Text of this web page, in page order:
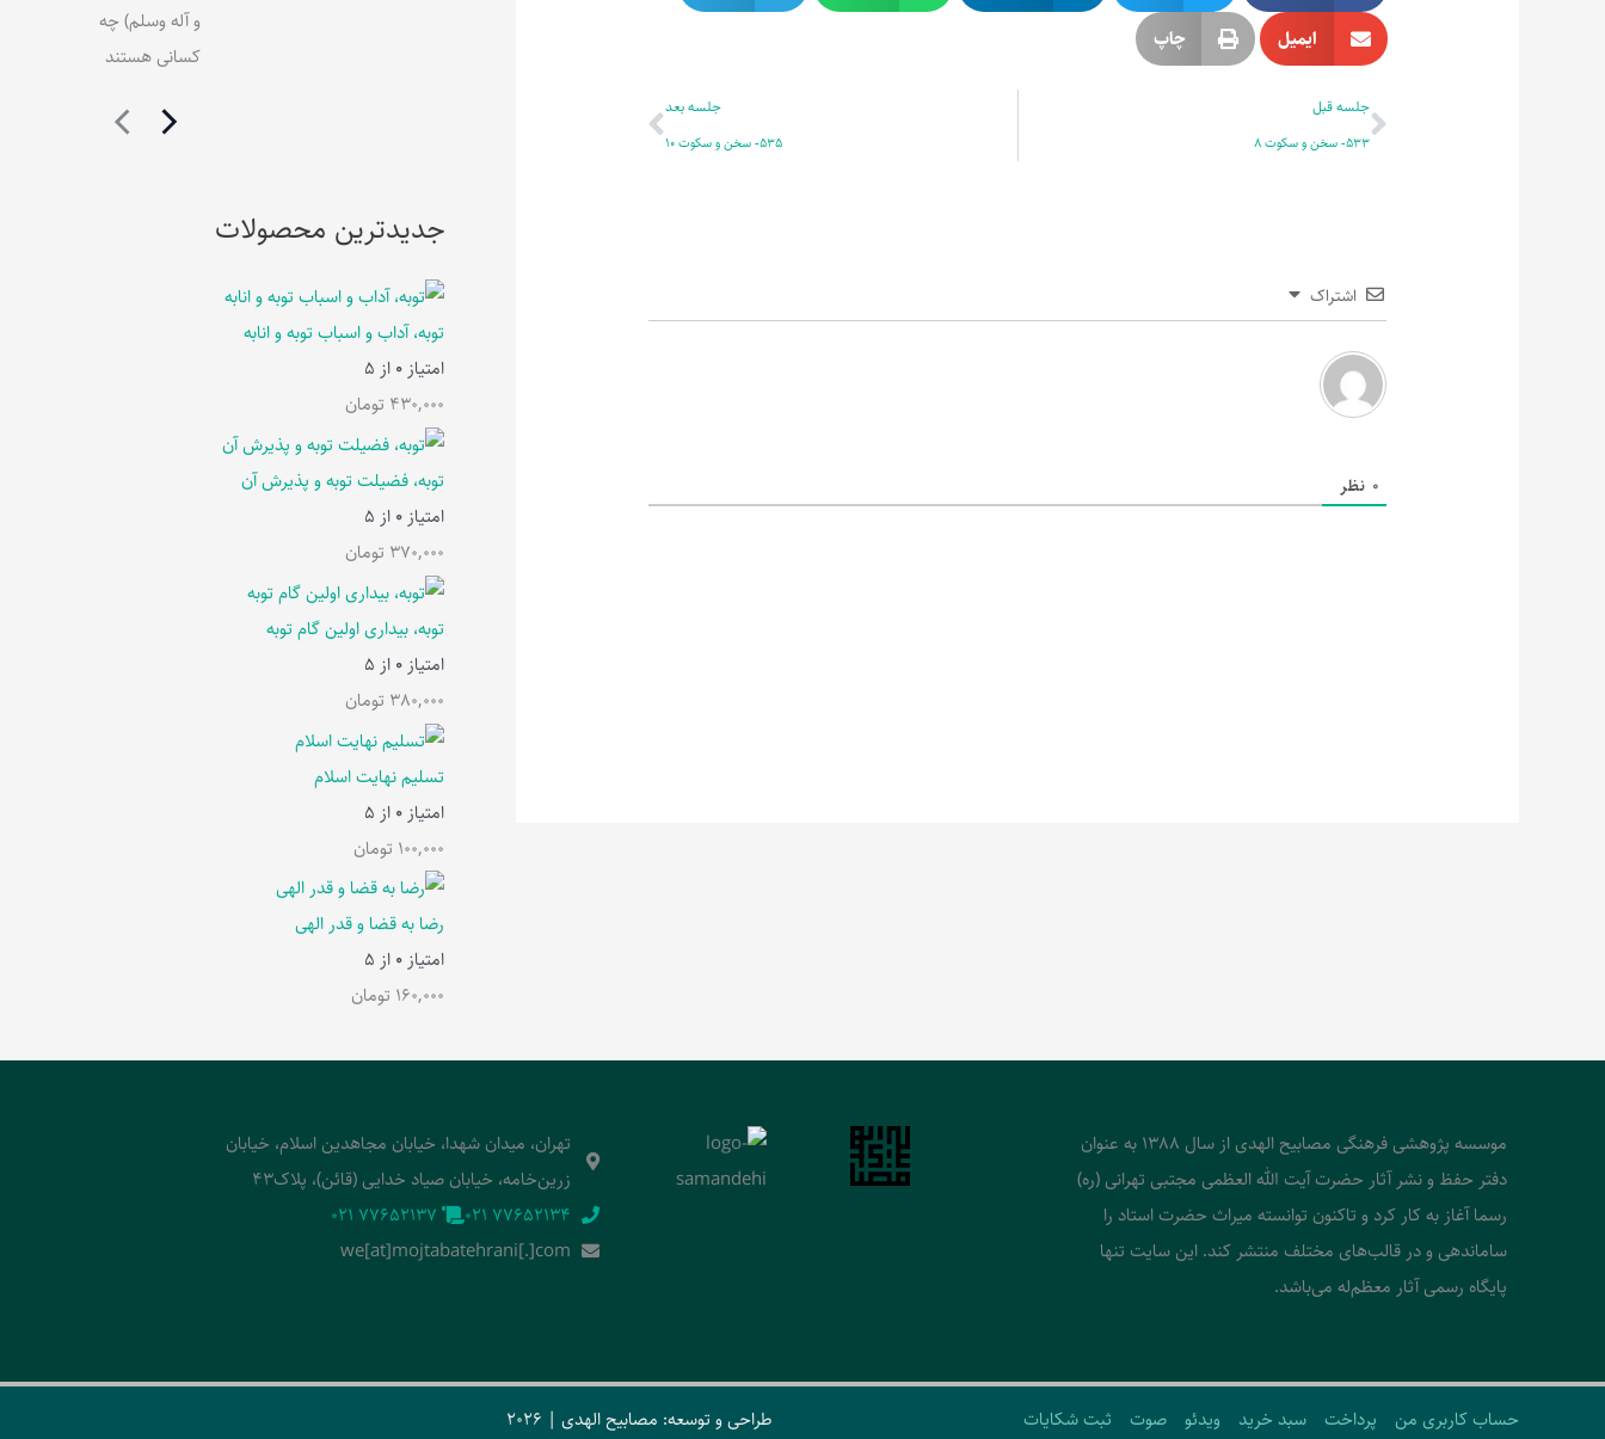
ایمیل
چاپ
قبلی
جلسه قبل
533- سخن و سکوت 8
جلسه بعد
535- سخن و سکوت 10
بعدی
اشتراک
0 نظر
و آله وسلم) چه
کسانی هستند
جدیدترین محصولات
توبه، آداب و اسباب توبه و انابه
امتیاز 0 از 5
430,000 تومان
توبه، فضیلت توبه و پذیرش آن
امتیاز 0 از 5
370,000 تومان
توبه، بیداری اولین گام توبه
امتیاز 0 از 5
380,000 تومان
تسلیم نهایت اسلام
امتیاز 0 از 5
100,000 تومان
رضا به قضا و قدر الهی
امتیاز 0 از 5
160,000 تومان
موسسه پژوهشی فرهنگی مصابیح الهدی از سال 1388 به عنوان
دفتر حفظ و نشر آثار حضرت آیت الله العظمی مجتبی تهرانی (ره)
رسما آغاز به کار کرد و تاکنون توانسته میراث حضرت استاد را
ساماندهی و در قالب‌های مختلف منتشر کند. این سایت تنها
پایگاه رسمی آثار معظم‌له می‌باشد.
تهران، میدان شهدا، خیابان مجاهدین اسلام، خیابان
زرین‌خامه، خیابان صیاد خدایی (قائن)، پلاک43
‭021 77652134‬
‭021 77652137‬
we[at]mojtabatehrani[.]com
حساب کاربری من پرداخت سبد خرید ویدئو صوت ثبت شکایات طراحی و توسعه: مصابیح الهدی | 2026